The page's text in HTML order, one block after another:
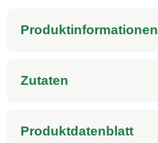
Produktinformationen
Zutaten
Produktdatenblatt